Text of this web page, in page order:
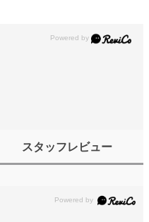
スタッフレビュー